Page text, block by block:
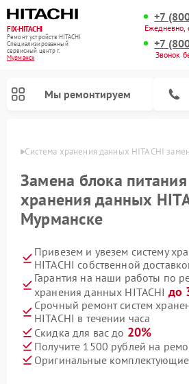
FIX-HITACHI
Ремонт устройств HITACHI
Специализированный
cервисный центр г.
Мурманск
+7
+7
Звонок
Мы ремонтируем
Система хранения данных HITACHI
Замена блока
хранения данных
Мурманске
Привезем и увезем систему
HITACHI собственной
Гарантия на наши работы по
хранения данных HITACHI до
Срочный ремонт систем
HITACHI в течении часа
Скидка для вас до 20%
Получите 1500 рублей на
Оригинальные комплектующие